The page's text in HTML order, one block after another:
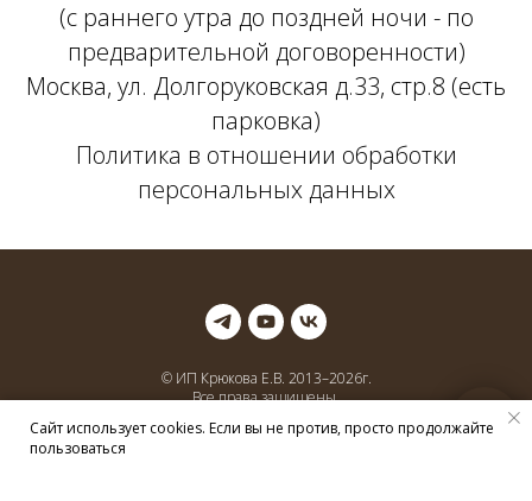
(с раннего утра до поздней ночи - по
предварительной договоренности)
Москва, ул. Долгоруковская д.33, стр.8 (есть
парковка)
Политика в отношении обработки
персональных данных
© ИП Крюкова Е.В. 2013–2026г.
Все права защищены.
Сайт использует cookies. Если вы не против, просто продолжайте
пользоваться